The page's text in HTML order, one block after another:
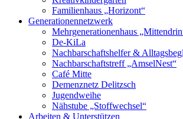
Familienhaus „Horizont“
Generationennetzwerk
Mehrgenerationenhaus
De-KiLa
Nachbarschaftshelfer &
Nachbarschaftstreff „AmselNest“
Café Mitte
Demenznetz Delitzsch
Jugendweihe
Nähstube „Stoffwechsel“
Arbeiten & Unterstützen